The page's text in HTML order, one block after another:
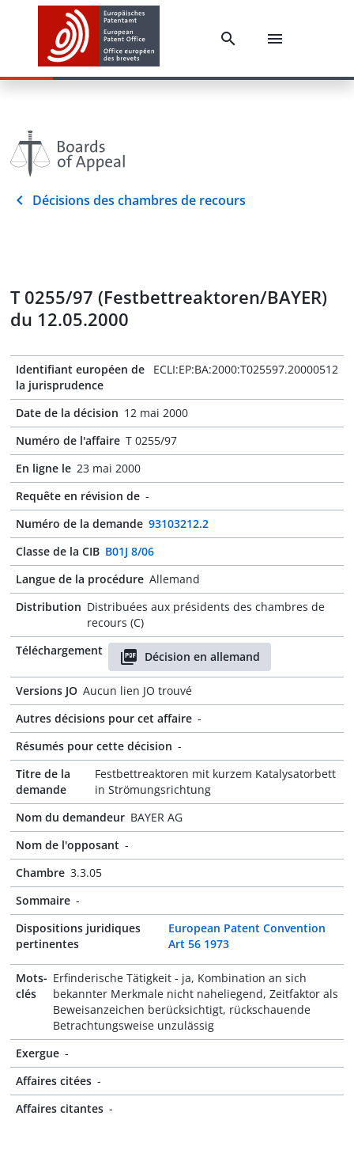
Décisions des chambres de recours
T 0255/97 (Festbettreaktoren/BAYER)
du 12.05.2000
Identifiant européen de
la jurisprudence
ECLI:EP:BA:2000:T025597.20000512
Date de la décision 12 mai 2000
Numéro de l'affaire T 0255/97
En ligne le 23 mai 2000
Requête en révision de -
Numéro de la demande 93103212.2
Classe de la CIB B01J 8/06
Langue de la procédure Allemand
Distribution Distribuées aux présidents des chambres de
recours (C)
Téléchargement
Décision en allemand
Versions JO Aucun lien JO trouvé
Autres décisions pour cet affaire -
Résumés pour cette décision -
Titre de la
demande
Festbettreaktoren mit kurzem Katalysatorbett
in Strömungsrichtung
Nom du demandeur BAYER AG
Nom de l'opposant -
Chambre 3.3.05
Sommaire -
Dispositions juridiques
pertinentes
European Patent Convention
Art 56 1973
Mots-
clés
Erfinderische Tätigkeit - ja, Kombination an sich
bekannter Merkmale nicht naheliegend, Zeitfaktor als
Beweisanzeichen berücksichtigt, rückschauende
Betrachtungsweise unzulässig
Exergue -
Affaires citées -
Affaires citantes -